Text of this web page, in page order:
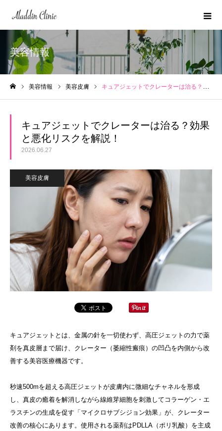
美容情報
美容情報 美容皮膚 キュアジェットでクレーターは治る？効果と悪化リスクを解説！
キュアジェットでクレーターは治る？効果
と悪化リスクを解説！
2026.06.27
美容皮膚
キュアジェットとは、金属の針を一切使わず、高圧ジェットの力で薬
剤を真皮層まで届け、クレーター（萎縮性瘢痕）の凹凸を内側から改
善する美容医療機器です。
秒速500mを超える高圧ジェットが皮膚内に微細なチャネルを形成
し、真皮の癒着を解消しながら線維芽細胞を刺激してコラーゲン・エ
ラスチンの生成を促す「マイクロサブシジョン効果」が、クレーター
改善の核心にあります。使用される薬剤はPDLLA（ポリ乳酸）を主成